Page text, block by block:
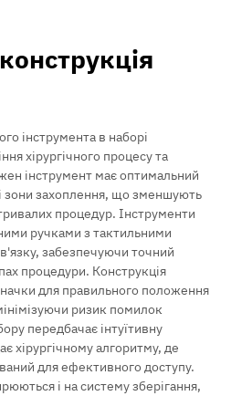
інструмента в наборі
хірургічного процесу та
інструмент має оптимальний
зони захоплення, що зменшують
процедур. Інструменти
ручками з тактильними
забезпечуючи точний
процедури. Конструкція
для правильного положення
ризик помилок
передбачає інтуїтивну
хірургічному алгоритму, де
для ефективного доступу.
і на систему зберігання,